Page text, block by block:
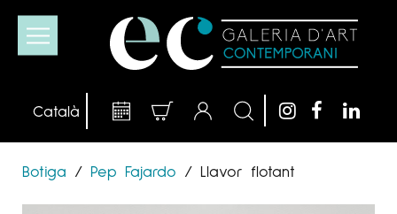
Botiga / Pep Fajardo / Llavor flotant